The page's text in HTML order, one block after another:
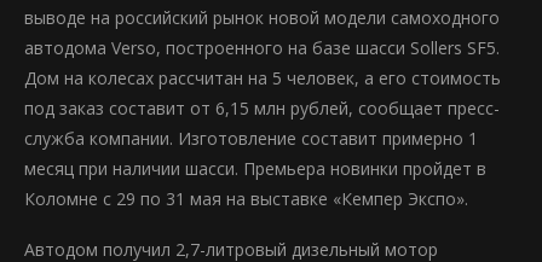
выводе на российский рынок новой модели самоходного
автодома Verso, построенного на базе шасси Sollers SF5.
Дом на колесах рассчитан на 5 человек, а его стоимость
под заказ составит от 6,15 млн рублей, сообщает пресс-
служба компании. Изготовление составит примерно 1
месяц при наличии шасси. Премьера новинки пройдет в
Коломне с 29 по 31 мая на выставке «Кемпер Экспо».
Автодом получил 2,7-литровый дизельный мотор